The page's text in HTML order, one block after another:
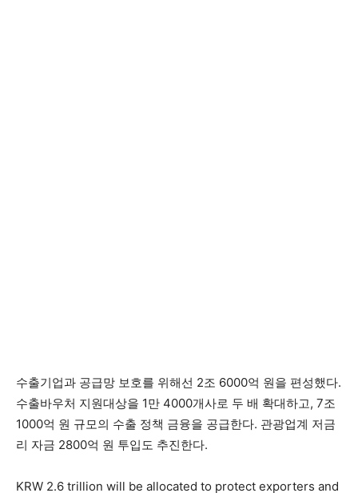
수출기업과 공급망 보호를 위해선 2조 6000억 원을 편성했다.
수출바우처 지원대상을 1만 4000개사로 두 배 확대하고, 7조
1000억 원 규모의 수출 정책 금융을 공급한다. 관광업계 저금
리 자금 2800억 원 투입도 추진한다.
KRW 2.6 trillion will be allocated to protect exporters and